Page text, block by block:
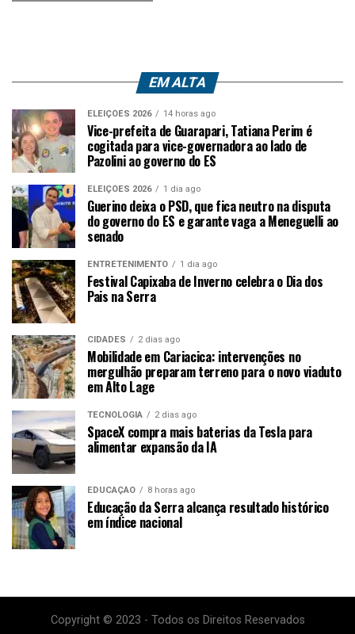
EM ALTA
ELEIÇÕES 2026 14 horas ago
Vice-prefeita de Guarapari, Tatiana Perim é
cogitada para vice-governadora ao lado de
Pazolini ao governo do ES
ELEIÇÕES 2026 1 dia ago
Guerino deixa o PSD, que fica neutro na disputa
do governo do ES e garante vaga a Meneguelli ao
senado
ENTRETENIMENTO 1 dia ago
Festival Capixaba de Inverno celebra o Dia dos
Pais na Serra
CIDADES 2 dias ago
Mobilidade em Cariacica: intervenções no
mergulhão preparam terreno para o novo viaduto
em Alto Lage
TECNOLOGIA 2 dias ago
SpaceX compra mais baterias da Tesla para
alimentar expansão da IA
EDUCAÇÃO 8 horas ago
Educação da Serra alcança resultado histórico
em índice nacional
Copyright © 2023 - Todos os Direitos Reservados